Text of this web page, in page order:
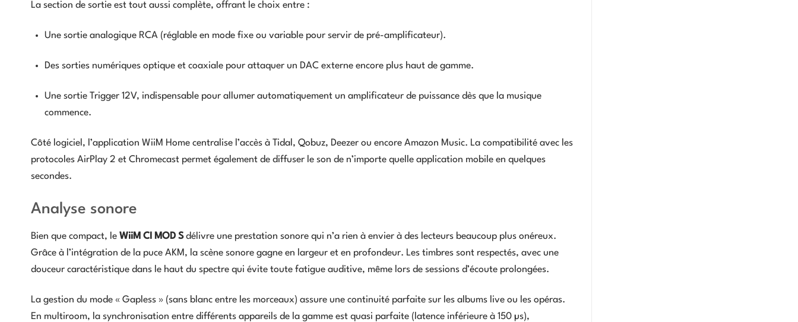
La section de sortie est tout aussi complète, offrant le choix entre :
Une sortie analogique RCA (réglable en mode fixe ou variable pour servir de pré-amplificateur).
Des sorties numériques optique et coaxiale pour attaquer un DAC externe encore plus haut de gamme.
Une sortie Trigger 12V, indispensable pour allumer automatiquement un amplificateur de puissance dès que la musique
commence.
Côté logiciel, l’application WiiM Home centralise l’accès à Tidal, Qobuz, Deezer ou encore Amazon Music. La compatibilité avec les
protocoles AirPlay 2 et Chromecast permet également de diffuser le son de n’importe quelle application mobile en quelques
secondes.
Analyse sonore
Bien que compact, le WiiM CI MOD Sdélivre une prestation sonore qui n’a rien à envier à des lecteurs beaucoup plus onéreux.
Grâce à l’intégration de la puce AKM, la scène sonore gagne en largeur et en profondeur. Les timbres sont respectés, avec une
douceur caractéristique dans le haut du spectre qui évite toute fatigue auditive, même lors de sessions d’écoute prolongées.
La gestion du mode « Gapless » (sans blanc entre les morceaux) assure une continuité parfaite sur les albums live ou les opéras.
En multiroom, la synchronisation entre différents appareils de la gamme est quasi parfaite (latence inférieure à 150 µs),